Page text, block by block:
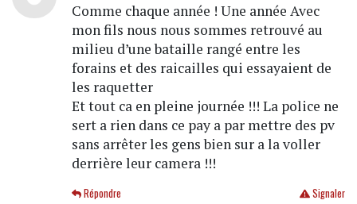
Comme chaque année ! Une année Avec
mon fils nous nous sommes retrouvé au
milieu d’une bataille rangé entre les
forains et des raicailles qui essayaient de
les raquetter
Et tout ca en pleine journée !!! La police ne
sert a rien dans ce pay a par mettre des pv
sans arrêter les gens bien sur a la voller
derrière leur camera !!!
Signaler
Répondre